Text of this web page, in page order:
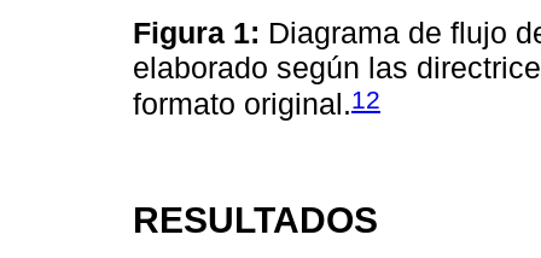
Figura 1: Diagrama de flujo
elaborado según las
formato original.12
RESULTADOS